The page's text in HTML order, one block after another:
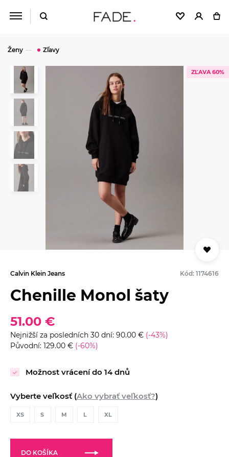
Ženy Zľavy
ZĽAVA 60%
Calvin Klein Jeans Kód: 1174616
Chenille Monol šaty
51.00 €
Nejnižší za posledních 30 dní: 90.00 € (-43%)
Původní: 129.00 € (-60%)
Možnost vrácení do 14 dnů
Vyberte veľkosť (Ako vybrať veľkosť?)
XS S M L XL
DO KOŠÍKA